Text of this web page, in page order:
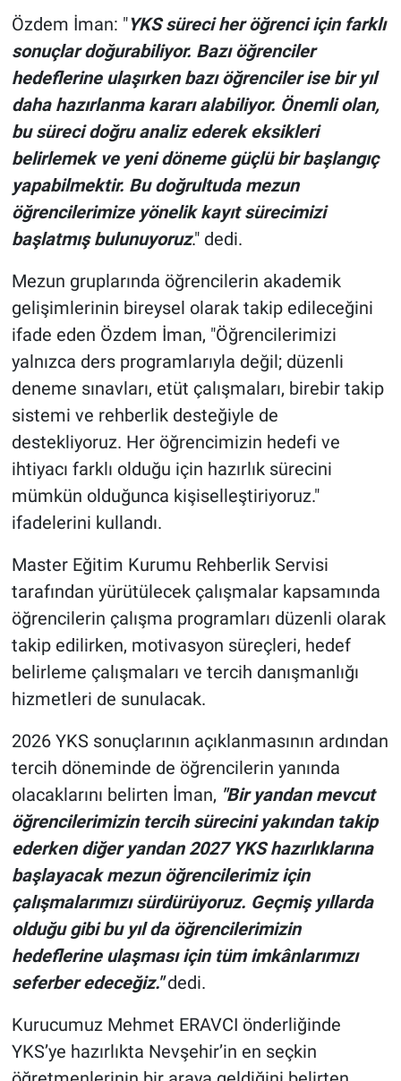
Özdem İman: "YKS süreci her öğrenci için farklı
sonuçlar doğurabiliyor. Bazı öğrenciler
hedeflerine ulaşırken bazı öğrenciler ise bir yıl
daha hazırlanma kararı alabiliyor. Önemli olan,
bu süreci doğru analiz ederek eksikleri
belirlemek ve yeni döneme güçlü bir başlangıç
yapabilmektir. Bu doğrultuda mezun
öğrencilerimize yönelik kayıt sürecimizi
başlatmış bulunuyoruz." dedi.
Mezun gruplarında öğrencilerin akademik
gelişimlerinin bireysel olarak takip edileceğini
ifade eden Özdem İman, "Öğrencilerimizi
yalnızca ders programlarıyla değil; düzenli
deneme sınavları, etüt çalışmaları, birebir takip
sistemi ve rehberlik desteğiyle de
destekliyoruz. Her öğrencimizin hedefi ve
ihtiyacı farklı olduğu için hazırlık sürecini
mümkün olduğunca kişiselleştiriyoruz."
ifadelerini kullandı.
Master Eğitim Kurumu Rehberlik Servisi
tarafından yürütülecek çalışmalar kapsamında
öğrencilerin çalışma programları düzenli olarak
takip edilirken, motivasyon süreçleri, hedef
belirleme çalışmaları ve tercih danışmanlığı
hizmetleri de sunulacak.
2026 YKS sonuçlarının açıklanmasının ardından
tercih döneminde de öğrencilerin yanında
olacaklarını belirten İman, "Bir yandan mevcut
öğrencilerimizin tercih sürecini yakından takip
ederken diğer yandan 2027 YKS hazırlıklarına
başlayacak mezun öğrencilerimiz için
çalışmalarımızı sürdürüyoruz. Geçmiş yıllarda
olduğu gibi bu yıl da öğrencilerimizin
hedeflerine ulaşması için tüm imkânlarımızı
seferber edeceğiz."dedi.
Kurucumuz Mehmet ERAVCI önderliğinde
YKS’ye hazırlıkta Nevşehir’in en seçkin
Politika
Magazin
Çevre
Haberde İnsan